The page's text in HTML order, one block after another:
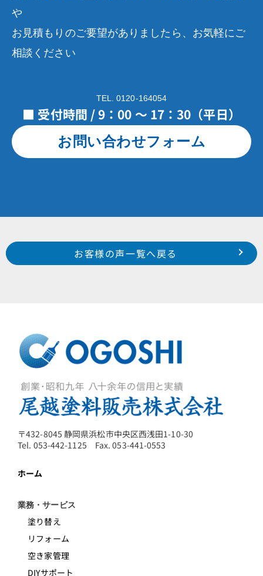
や
お見積もりのご要望がありましたら、お気軽にご
相談ください
TEL. 0120-164054
■ 受付時間 / 9：00 ～ 17：30（平日）
お問い合わせフォーム
Prev
中区 富塚町 N 様
浜北区 於呂 鈴木 様
お客様の声一覧へ戻る
〒432-8045 静岡県浜松市中央区西浅田1-10-30
Tel. 053-442-1125 Fax. 053-441-0553
ホーム
業務・サービス
塗り替え
リフォーム
空き家管理
DIYサポート